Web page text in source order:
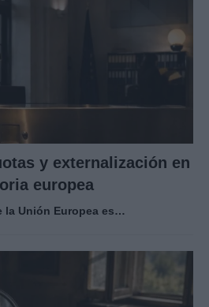
y externalización en
europea
la Unión Europea es…